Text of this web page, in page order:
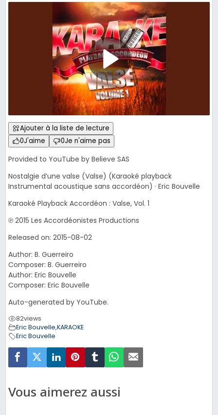
Ajouter à la liste de lecture
0J'aime 0Je n'aime pas
Provided to YouTube by Believe SAS
Nostalgie d’une valse (Valse) (Karaoké playback
Instrumental acoustique sans accordéon) · Eric Bouvelle
Karaoké Playback Accordéon : Valse, Vol. 1
℗ 2015 Les Accordéonistes Productions
Released on: 2015-08-02
Author: B. Guerreiro
Composer: B. Guerreiro
Author: Eric Bouvelle
Composer: Eric Bouvelle
Auto-generated by YouTube.
82views
Eric Bouvelle,KARAOKE
Eric Bouvelle
Vous aimerez aussi